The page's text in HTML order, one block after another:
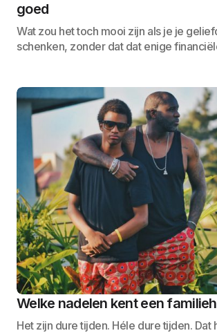
goed
Wat zou het toch mooi zijn als je je
schenken, zonder dat dat enige
Welke nadelen kent een
Het zijn dure tijden. Héle dure tijden. Dat